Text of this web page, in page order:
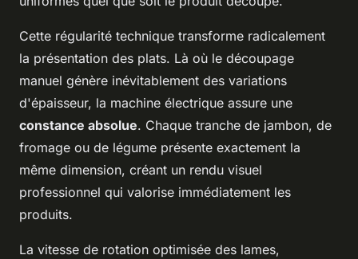
Cette régularité technique transforme radicalement
la présentation des plats. Là où le découpage
manuel génère inévitablement des variations
d'épaisseur, la machine électrique assure une
constance absolue. Chaque tranche de jambon, de
fromage ou de légume présente exactement la
même dimension, créant un rendu visuel
professionnel qui valorise immédiatement les
produits.
La vitesse de rotation optimisée des lames,